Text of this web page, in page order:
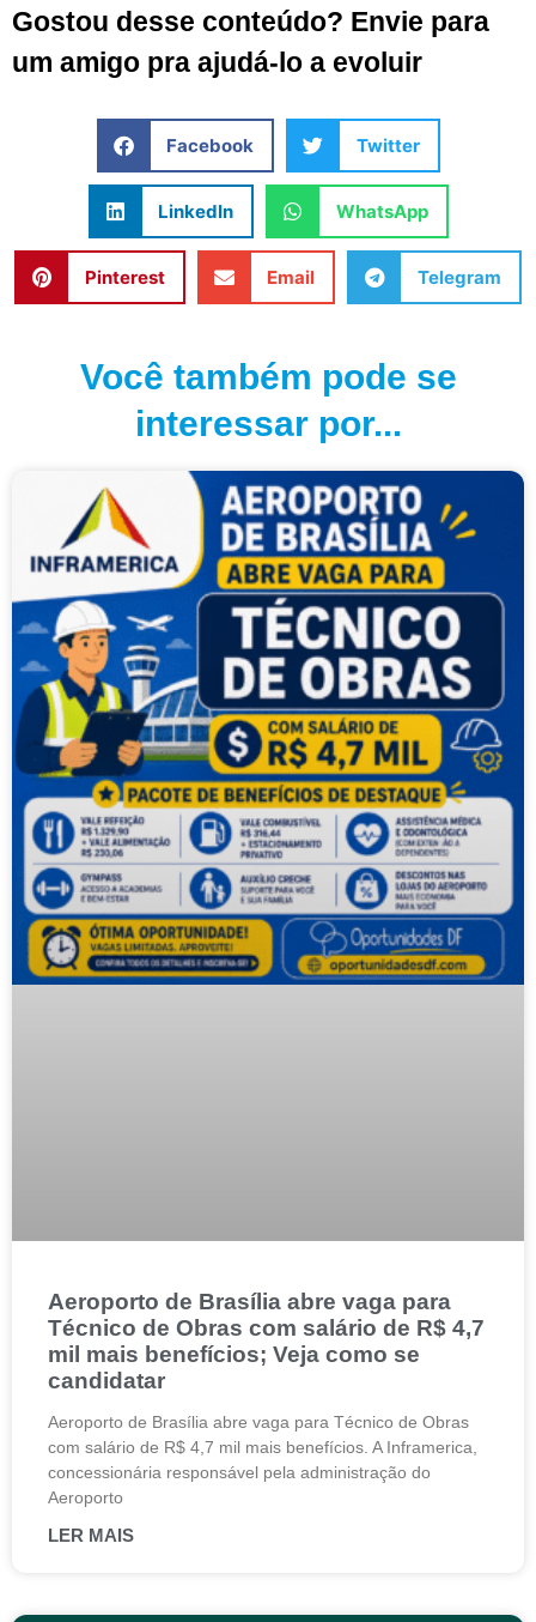
Gostou desse conteúdo? Envie para
um amigo pra ajudá-lo a evoluir
Facebook Twitter
LinkedIn WhatsApp
Pinterest Email Telegram
Você também pode se
interessar por...
Aeroporto de Brasília abre vaga para
Técnico de Obras com salário de R$ 4,7
mil mais benefícios; Veja como se
candidatar
Aeroporto de Brasília abre vaga para Técnico de Obras
com salário de R$ 4,7 mil mais benefícios. A Inframerica,
concessionária responsável pela administração do
Aeroporto
LER MAIS